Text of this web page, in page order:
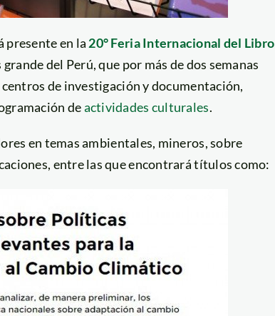
presente en la 20° Feria Internacional del Libro
del Perú, que por más de dos semanas
de investigación y documentación,
deactividades culturales.
en temas ambientales, mineros, sobre
entre las que encontrará títulos como: